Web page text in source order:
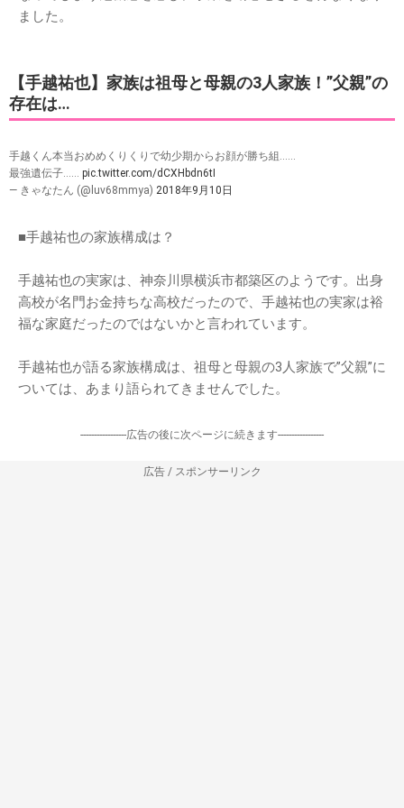
ました。
【手越祐也】家族は祖母と母親の3人家族！”父親”の
存在は…
手越くん本当おめめくりくりで幼少期からお顔が勝ち組……
最強遺伝子…… pic.twitter.com/dCXHbdn6tI
— きゃなたん (@luv68mmya) 2018年9月10日
■手越祐也の家族構成は？
手越祐也の実家は、神奈川県横浜市都築区のようです。出身
高校が名門お金持ちな高校だったので、手越祐也の実家は裕
福な家庭だったのではないかと言われています。
手越祐也が語る家族構成は、祖母と母親の3人家族で”父親”に
ついては、あまり語られてきませんでした。
-----------------広告の後に次ページに続きます-----------------
広告 / スポンサーリンク